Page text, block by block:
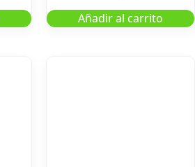
Añadir al carrito